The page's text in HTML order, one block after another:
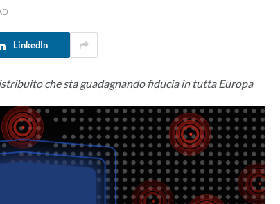
LinkedIn
che sta guadagnando fiducia in tutta Europa